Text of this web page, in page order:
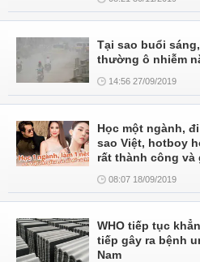
Tại sao buổi
thường ô nhiễm
14:56 27/09/2019
Học một ngành,
sao Việt, hotboy
rất thành công và
08:07 18/09/2019
WHO tiếp tục
tiếp gây ra bệnh
Nam